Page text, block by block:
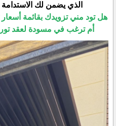
الذي يضمن لك
​هل تود مني تزويدك بقائمة أسعار
أم ترغب في مسودة لعقد